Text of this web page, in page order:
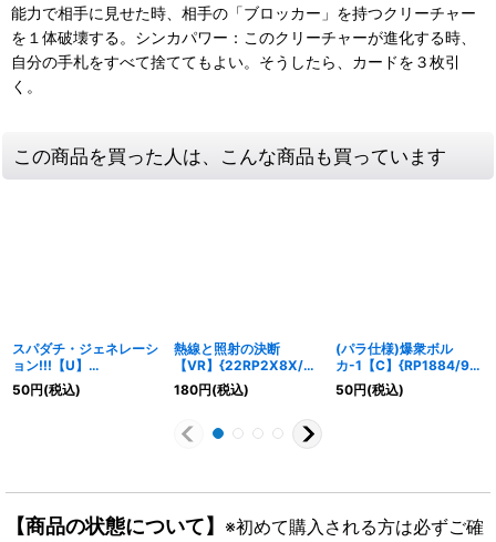
能力で相手に見せた時、相手の「ブロッカー」を持つクリーチャー
を１体破壊する。シンカパワー：このクリーチャーが進化する時、
自分の手札をすべて捨ててもよい。そうしたら、カードを３枚引
く。
この商品を買った人は、こんな商品も買っています
スパダチ・ジェネレーシ
ョン!!!【U】
{RP1643/95}《火》
50円(税込)
熱線と照射の決断
【VR】{22RP2X8X/8}
《多》
180円(税込)
(パラ仕様)爆衆ボル
カ-1【C】{RP1884/95}
《火》
50円(税込)
【商品の状態について】 ※初めて購入される方は必ずご確